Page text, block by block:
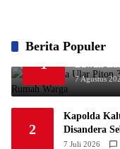
Berita Populer
1
Geger!
Bawah
7 Agustus
2
Kapolda
Disandera
7 Juli 2026